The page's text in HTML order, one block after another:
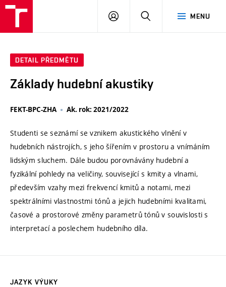
MENU
PŘIHLÁSIT
DETAIL PŘEDMĚTU
Základy hudební akustiky
FEKT-BPC-ZHA Ak. rok: 2021/2022
Studenti se seznámí se vznikem akustického vlnění v
hudebních nástrojích, s jeho šířením v prostoru a vnímáním
lidským sluchem. Dále budou porovnávány hudební a
fyzikální pohledy na veličiny, související s kmity a vlnami,
především vzahy mezi frekvencí kmitů a notami, mezi
spektrálními vlastnostmi tónů a jejich hudebními kvalitami,
časové a prostorové změny parametrů tónů v souvislosti s
interpretací a poslechem hudebního díla.
JAZYK VÝUKY